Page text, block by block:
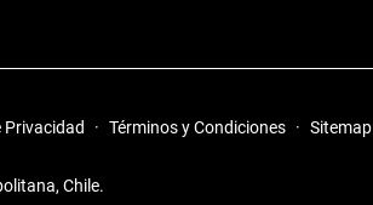
para ir a la pega o disfrutar
Privacidad · Términos y Condiciones · Sitemap
Chile.